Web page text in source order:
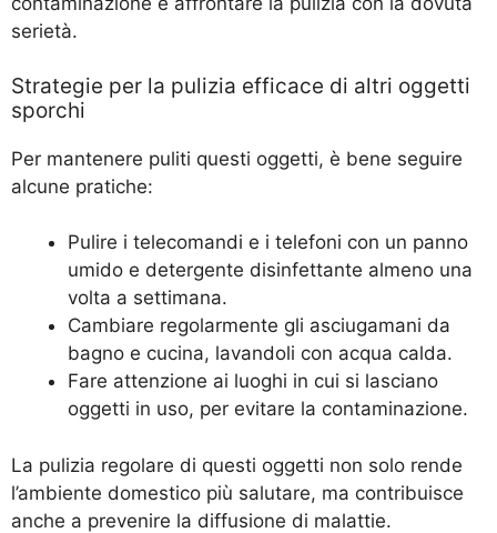
serietà.
Strategie per la pulizia efficace di altri oggetti
sporchi
Per mantenere puliti questi oggetti, è bene seguire
alcune pratiche:
Pulire i telecomandi e i telefoni con un panno
umido e detergente disinfettante almeno una
volta a settimana.
Cambiare regolarmente gli asciugamani da
bagno e cucina, lavandoli con acqua calda.
Fare attenzione ai luoghi in cui si lasciano
oggetti in uso, per evitare la contaminazione.
La pulizia regolare di questi oggetti non solo rende
l’ambiente domestico più salutare, ma contribuisce
anche a prevenire la diffusione di malattie.